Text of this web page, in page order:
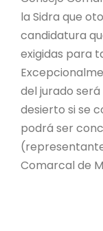
la Sidra que
candidatura
exigidas para
del jurado
desierto si se
podrá ser
Comarcal de